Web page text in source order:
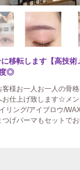
移転します【高技
度◎
様お一人お一人の骨
仕上げ致します☆メ
リング/アイブロウ/
げパーマもセットで